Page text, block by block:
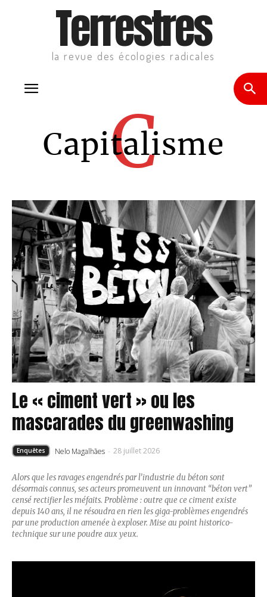
Terrestres
la revue des écologies radicales
Capitalisme
C
Le « ciment vert » ou les
mascarades du greenwashing
Enquêtes Nelo Magalhães - 28 juillet 2026
Alors que les ravages engendrés par l’industrie du béton sont
désormais connus, ses acteurs promeuvent un innovant “béton vert”
censé rectifier les méfaits. Problème : outre que ce ciment existe
depuis 140 ans, il ne résoudra en rien les giga-problèmes engendrés
par une production amenée à exploser. Mise au point historico-
technique sur une poudre aux yeux.